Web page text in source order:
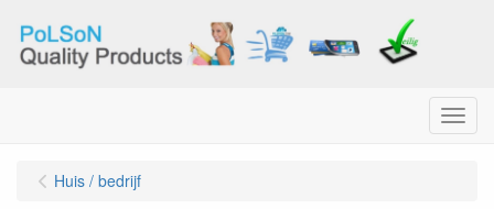
Menu
Huis / bedrijf